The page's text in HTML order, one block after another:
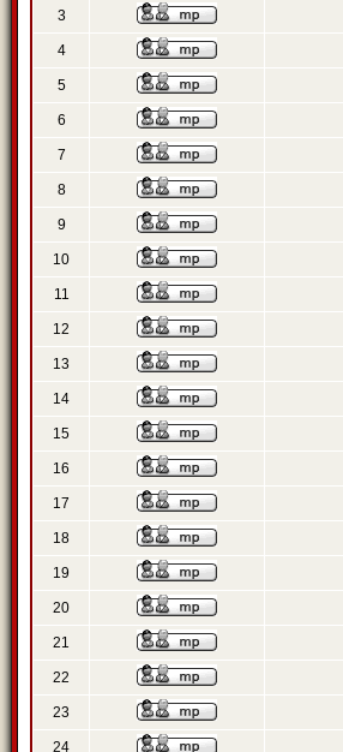
3
4
5
6
7
8
9
10
11
12
13
14
15
16
17
18
19
20
21
22
23
24